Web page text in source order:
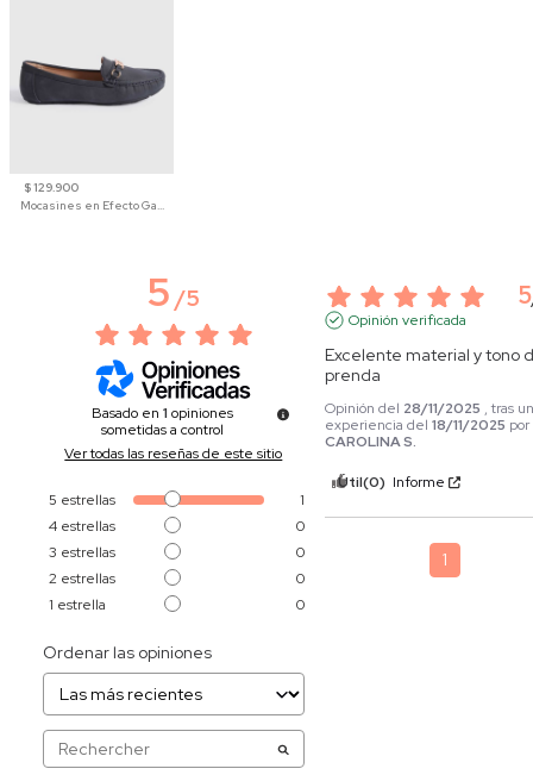
$ 129.900
Mocasines en Efecto Gamuzado Para Mujer
5/5
Basado en1 opiniones
sometidas a control
Ver todas las reseñas de este sitio
5 estrellas
1
4 estrellas
0
3 estrellas
0
2 estrellas
0
1 estrella 0
Ordenar las opiniones
5
Opinión verificada
Excelente material y tono
prenda
Opinión del 28/11/2025 , tras
experiencia del18/11/2025 por
CAROLINA S.
Útil(0) Informe
1